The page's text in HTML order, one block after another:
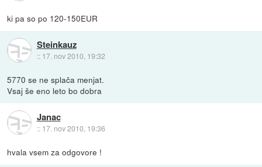
ki pa so po 120-150EUR
Steinkauz
:: 17. nov 2010, 19:32
5770 se ne splača menjat.
Vsaj še eno leto bo dobra
Janac
:: 17. nov 2010, 19:36
hvala vsem za odgovore !